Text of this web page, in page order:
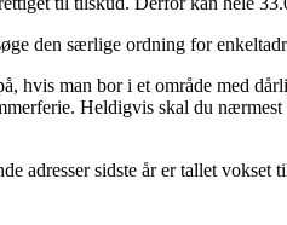
den særlige ordning for
man bor i et område med
Heldigvis skal du
adresser sidste år er tallet